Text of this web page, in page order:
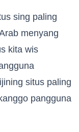
sing paling
menyang
kita wis
situs paling
pangguna